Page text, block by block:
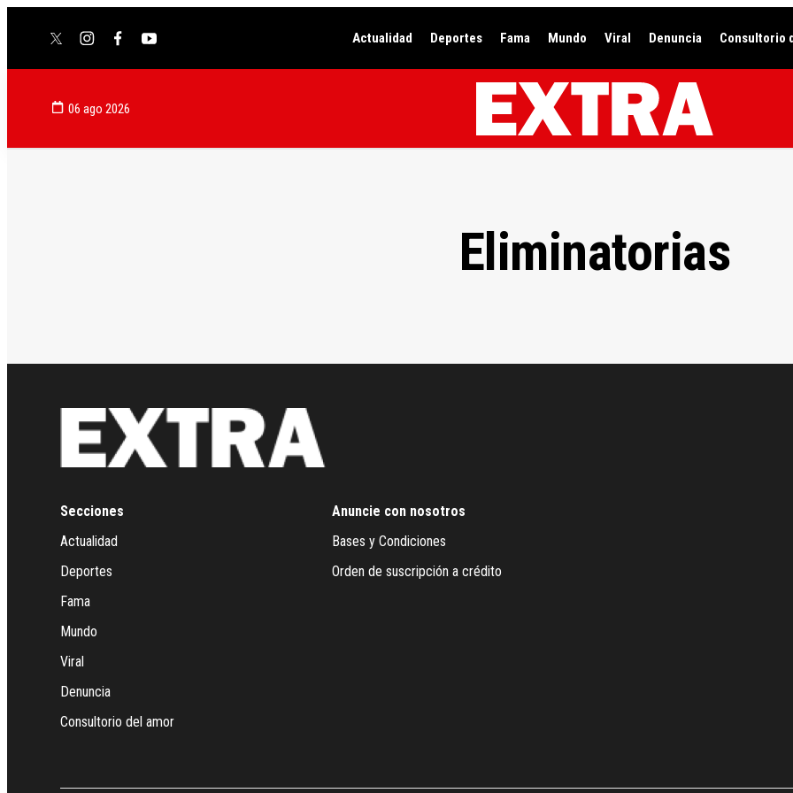
twitterinstagram
facebookyoutube Actualidad Deportes Fama Mundo Viral Denuncia Consultorio
06 ago 2026
Eliminatorias
Secciones
Actualidad
Deportes
Fama
Mundo
Viral
Denuncia
Consultorio del amor
Anuncie con nosotros
Bases y Condiciones
Orden de suscripción a crédito